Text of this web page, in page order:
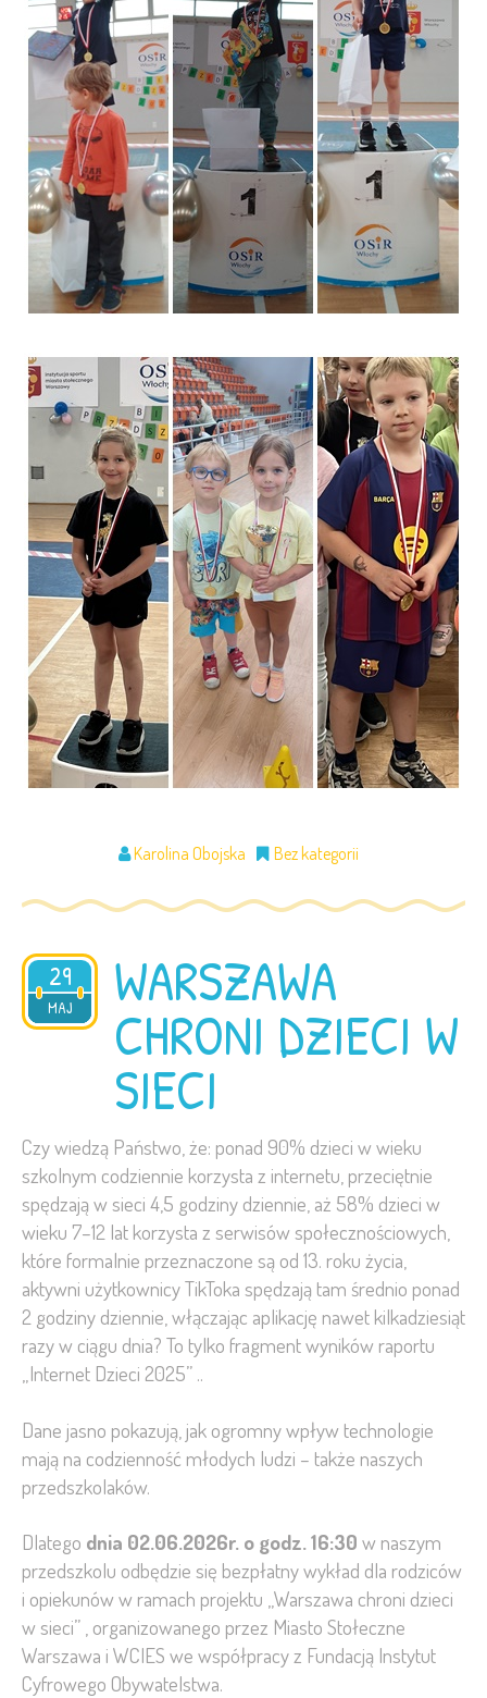
Karolina Obojska Bez kategorii
29
MAJ
2026 WARSZAWA
CHRONI DZIECI W
SIECI
Czy wiedzą Państwo, że: ponad 90% dzieci w wieku
szkolnym codziennie korzysta z internetu, przeciętnie
spędzają w sieci 4,5 godziny dziennie, aż 58% dzieci w
wieku 7–12 lat korzysta z serwisów społecznościowych,
które formalnie przeznaczone są od 13. roku życia,
aktywni użytkownicy TikToka spędzają tam średnio ponad
2 godziny dziennie, włączając aplikację nawet kilkadziesiąt
razy w ciągu dnia? To tylko fragment wyników raportu
„Internet Dzieci 2025” ..
Dane jasno pokazują, jak ogromny wpływ technologie
mają na codzienność młodych ludzi – także naszych
przedszkolaków.
Dlatego dnia 02.06.2026r. o godz. 16:30 w naszym
przedszkolu odbędzie się bezpłatny wykład dla rodziców
i opiekunów w ramach projektu „Warszawa chroni dzieci
w sieci” , organizowanego przez Miasto Stołeczne
Warszawa i WCIES we współpracy z Fundacją Instytut
Cyfrowego Obywatelstwa.